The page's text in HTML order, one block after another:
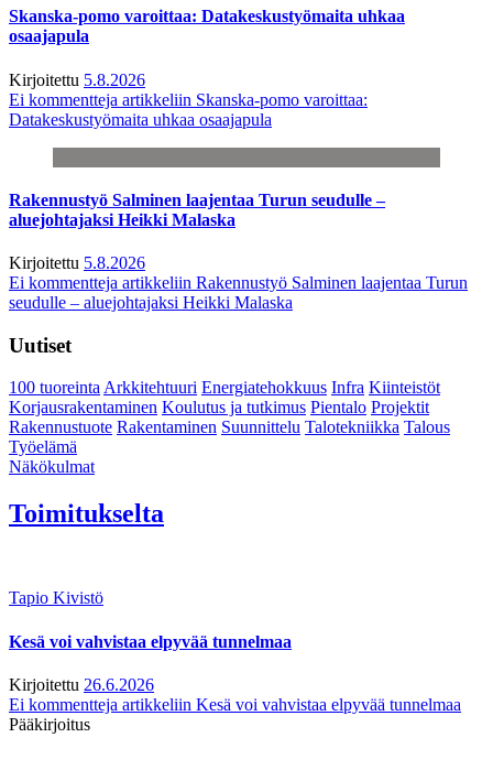
Skanska-pomo varoittaa: Datakeskustyömaita uhkaa
osaajapula
Kirjoitettu 5.8.2026
Ei kommentteja artikkeliin Skanska-pomo varoittaa:
Datakeskustyömaita uhkaa osaajapula
Rakennustyö Salminen laajentaa Turun seudulle –
aluejohtajaksi Heikki Malaska
Kirjoitettu 5.8.2026
Ei kommentteja artikkeliin Rakennustyö Salminen laajentaa Turun
seudulle – aluejohtajaksi Heikki Malaska
Uutiset
100 tuoreintaArkkitehtuuri Energiatehokkuus Infra Kiinteistöt
Korjausrakentaminen Koulutus ja tutkimus Pientalo Projektit
Rakennustuote Rakentaminen Suunnittelu Talotekniikka Talous
Työelämä
Näkökulmat
Toimitukselta
Tapio Kivistö
Kesä voi vahvistaa elpyvää tunnelmaa
Kirjoitettu 26.6.2026
Ei kommentteja artikkeliin Kesä voi vahvistaa elpyvää tunnelmaa
Pääkirjoitus